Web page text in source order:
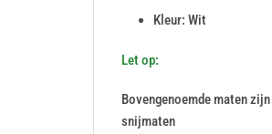
Kleur: Wit
Let op:
Bovengenoemde maten
snijmaten